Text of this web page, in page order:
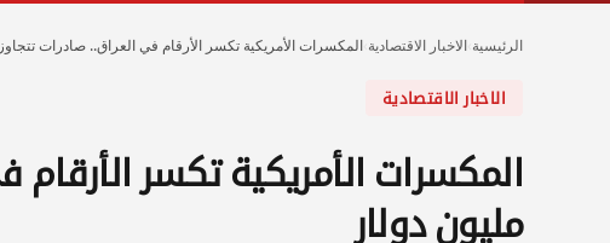
الرئيسية الاخبار الاقتصادية المكسرات الأمريكية تكسر الأرقام في العراق.. صادرات تتجاوز 30 مليون دولار
الاخبار الاقتصادية
مليون دولار